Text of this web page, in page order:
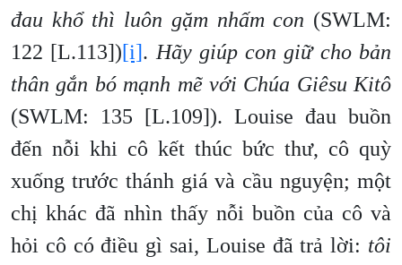
đau khổ thì luôn gặm nhấm con (SWLM:
122 [L.113])[i]. Hãy giúp con giữ cho bản
thân gắn bó mạnh mẽ với Chúa Giêsu Kitô
(SWLM: 135 [L.109]). Louise đau buồn
đến nỗi khi cô kết thúc bức thư, cô quỳ
xuống trước thánh giá và cầu nguyện; một
chị khác đã nhìn thấy nỗi buồn của cô và
hỏi cô có điều gì sai, Louise đã trả lời: tôi